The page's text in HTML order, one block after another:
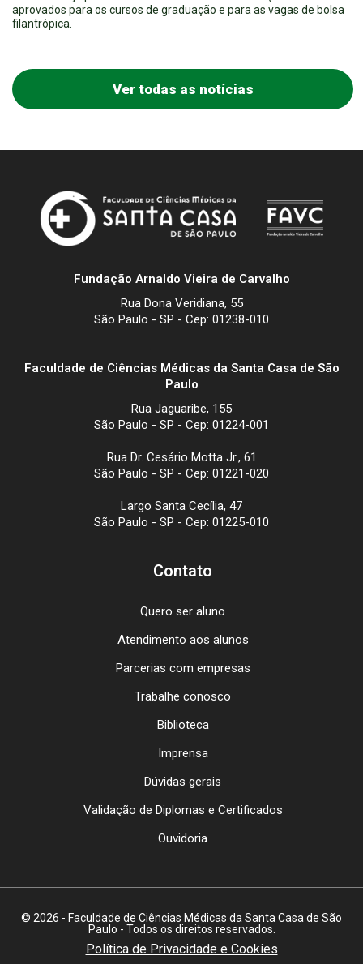
aprovados para os cursos de graduação e para as vagas de bolsa
filantrópica.
Ver todas as notícias
Fundação Arnaldo Vieira de Carvalho
Rua Dona Veridiana, 55
São Paulo - SP - Cep: 01238-010
Faculdade de Ciências Médicas da Santa Casa de São
Paulo
Rua Jaguaribe, 155
São Paulo - SP - Cep: 01224-001
Rua Dr. Cesário Motta Jr., 61
São Paulo - SP - Cep: 01221-020
Largo Santa Cecília, 47
São Paulo - SP - Cep: 01225-010
Contato
Quero ser aluno
Atendimento aos alunos
Parcerias com empresas
Trabalhe conosco
Biblioteca
Imprensa
Dúvidas gerais
Validação de Diplomas e Certificados
Ouvidoria
© 2026 - Faculdade de Ciências Médicas da Santa Casa de São
Paulo - Todos os direitos reservados.
Política de Privacidade e Cookies